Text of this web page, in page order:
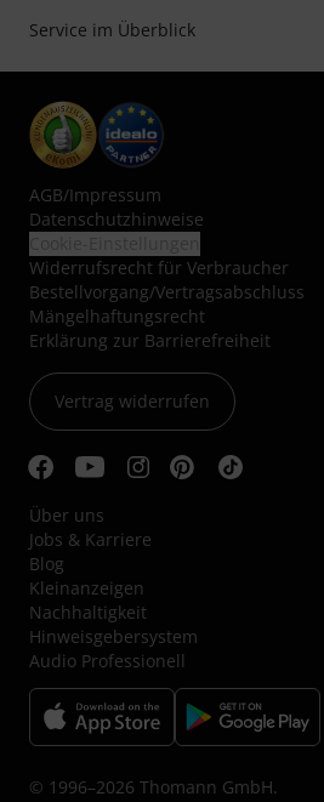
Service im Überblick
AGB/Impressum
Datenschutzhinweise
Widerrufsrecht für Verbraucher
Bestellvorgang/Vertragsabschluss
Mängelhaftungsrecht
Erklärung zur Barrierefreiheit
Vertrag widerrufen
Über uns
Jobs & Karriere
Blog
Kleinanzeigen
Nachhaltigkeit
Hinweisgebersystem
Audio Professionell
© 1996–2026 Thomann GmbH.